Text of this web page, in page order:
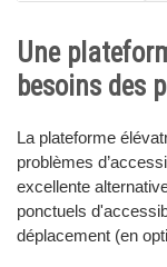
Une
besoins des
La plateforme
problèmes
excellente
ponctuels
déplacement (en